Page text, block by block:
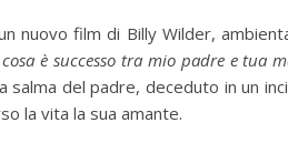
nuovo film di Billy Wilder,
cosa è successo tra mio padre e tua
salma del padre, deceduto in un
la vita la sua amante.